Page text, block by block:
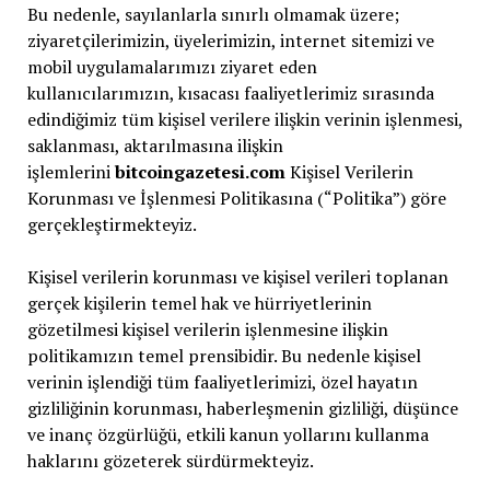
Bu nedenle, sayılanlarla sınırlı olmamak üzere;
ziyaretçilerimizin, üyelerimizin, internet sitemizi ve
mobil uygulamalarımızı ziyaret eden
kullanıcılarımızın, kısacası faaliyetlerimiz sırasında
edindiğimiz tüm kişisel verilere ilişkin verinin işlenmesi,
saklanması, aktarılmasına ilişkin
işlemlerinibitcoingazetesi.comKişisel Verilerin
Korunması ve İşlenmesi Politikasına (“Politika”) göre
gerçekleştirmekteyiz.
Kişisel verilerin korunması ve kişisel verileri toplanan
gerçek kişilerin temel hak ve hürriyetlerinin
gözetilmesi kişisel verilerin işlenmesine ilişkin
politikamızın temel prensibidir. Bu nedenle kişisel
verinin işlendiği tüm faaliyetlerimizi, özel hayatın
gizliliğinin korunması, haberleşmenin gizliliği, düşünce
ve inanç özgürlüğü, etkili kanun yollarını kullanma
haklarını gözeterek sürdürmekteyiz.